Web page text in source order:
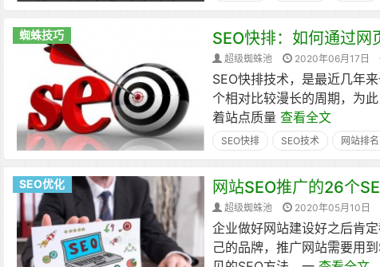
蜘蛛技巧 SEO快排：如何通过网
超级蜘蛛池 2020年06月17日
SEO快排技术，是最近几年
个相对比较漫长的周期，为
着站点质量查看全文
SEO快排 SEO技术 网站排名
SEO优化 网站SEO推广的26个
超级蜘蛛池 2020年05月10日
企业做好网站建设好之后肯
己的品牌，推广网站需要用